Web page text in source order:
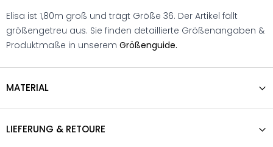
Elisa ist 1,80m groß und trägt Größe 36. Der Artikel fällt
größengetreu aus. Sie finden detaillierte Größenangaben &
Produktmaße in unserem Größenguide.
MATERIAL
LIEFERUNG & RETOURE